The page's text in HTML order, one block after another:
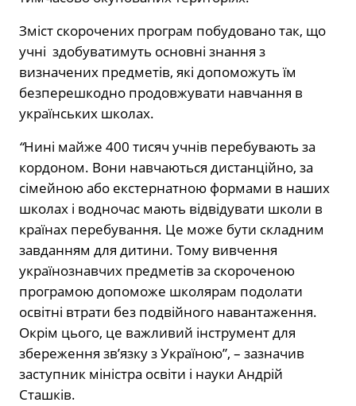
Зміст скорочених програм побудовано так, що
учні здобуватимуть основні знання з
визначених предметів, які допоможуть їм
безперешкодно продовжувати навчання в
українських школах.
“Нині майже 400 тисяч учнів перебувають за
кордоном. Вони навчаються дистанційно, за
сімейною або екстернатною формами в наших
школах і водночас мають відвідувати школи в
країнах перебування. Це може бути складним
завданням для дитини. Тому вивчення
українознавчих предметів за скороченою
програмою допоможе школярам подолати
освітні втрати без подвійного навантаження.
Окрім цього, це важливий інструмент для
збереження зв’язку з Україною”, – зазначив
заступник міністра освіти і науки Андрій
Сташків.